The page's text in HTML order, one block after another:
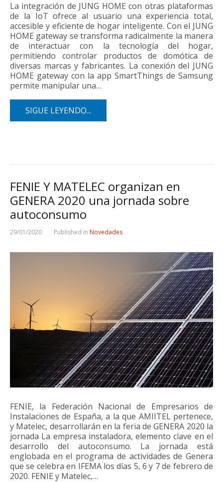
La integración de JUNG HOME con otras plataformas
de la IoT ofrece al usuario una experiencia total,
accesible y eficiente de hogar inteligente. Con el JUNG
HOME gateway se transforma radicalmente la manera
de interactuar con la tecnología del hogar,
permitiendo controlar productos de domótica de
diversas marcas y fabricantes. La conexión del JUNG
HOME gateway con la app SmartThings de Samsung
permite manipular una…
SIGUE LEYENDO...
FENIE Y MATELEC organizan en
GENERA 2020 una jornada sobre
autoconsumo
29/01/2020 Published in Novedades
FENIE, la Federación Nacional de Empresarios de
Instalaciones de España, a la que AMIITEL pertenece,
y Matelec, desarrollarán en la feria de GENERA 2020 la
jornada La empresa instaladora, elemento clave en el
desarrollo del autoconsumo. La jornada está
englobada en el programa de actividades de Genera
que se celebra en IFEMA los días 5, 6 y 7 de febrero de
2020. FENIE y Matelec,…